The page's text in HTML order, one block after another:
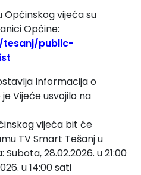
Općinskog vijeća su
Općine:
public-
Informacija o
Vijeće usvojilo na
vijeća bit će
TV Smart Tešanj u
28.02.2026. u 21:00
u 14:00 sati